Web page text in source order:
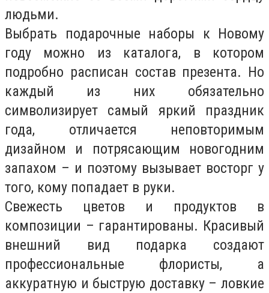
людьми.
Выбрать подарочные наборы к Новому
году можно из каталога, в котором
подробно расписан состав презента. Но
каждый из них обязательно
символизирует самый яркий праздник
года, отличается неповторимым
дизайном и потрясающим новогодним
запахом – и поэтому вызывает восторг у
того, кому попадает в руки.
Свежесть цветов и продуктов в
композиции – гарантированы. Красивый
внешний вид подарка создают
профессиональные флористы, а
аккуратную и быструю доставку – ловкие